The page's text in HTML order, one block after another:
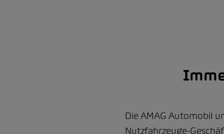
Die AMAG Automobil
Nutzfahrzeuge-